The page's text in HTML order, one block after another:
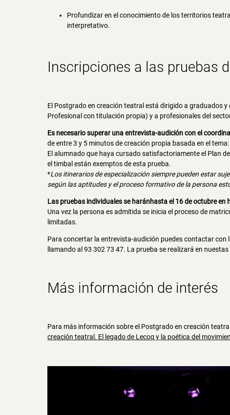
Profundizar en el conocimiento de los territorios
interpretativo.
Inscripciones a las pruebas
El Postgrado en creación teatral está dirigido a graduados
Profesional con titulación propia) y a profesionales del
Es necesario superar una entrevista-audición con el
de entre 3 y 5 minutos de creación propia basada en el
El alumnado que haya cursado satisfactoriamente el Plan
el timbal están exemptos de esta prueba.
*Los itinerarios de especialización siempre pueden estar
según las aptitudes y el proceso formativo de la persona
Las pruebas individuales se haránhasta el 16 de octubre
Una vez la persona es admitida se inicia el proceso de
limitadas.
Para concertar la entrevista-audición puedes contactar
llamando al 93 302 73 47. La prueba se realizará en
Más información de interés
Para más información sobre el Postgrado en creación
creación teatral. El legado de Lecoq y la poética del